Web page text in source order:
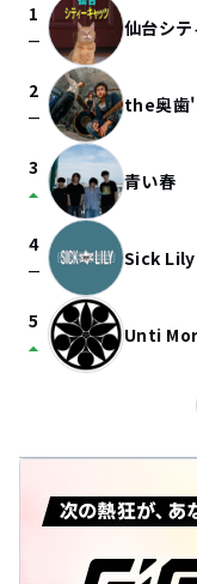
1
check_indeterminate_small 仙台シ
2
check_indeterminate_small the奥歯
3
arrow_drop_up 青い春
4
check_indeterminate_small Sick Lily
5
arrow_drop_up Unti